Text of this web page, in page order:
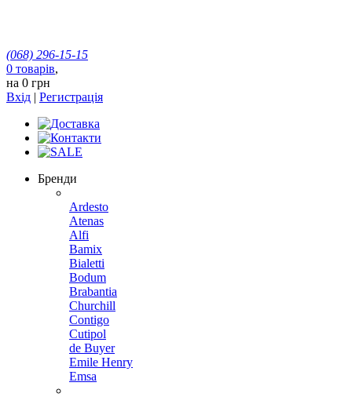
(068) 296-15-15
0 товарів,
на 0 грн
Вхід | Регистрація
Бренди
Ardesto
Atenas
Alfi
Bamix
Bialetti
Bodum
Brabantia
Churchill
Contigo
Cutipol
de Buyer
Emile Henry
Emsa